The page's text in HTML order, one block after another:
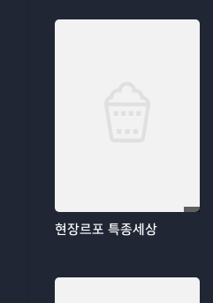
현장르포 특종세상